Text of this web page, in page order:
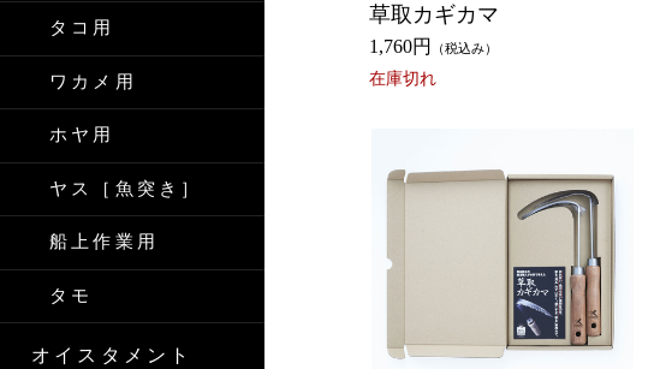
タコ用
ワカメ用
ホヤ用
ヤス［魚突き］
船上作業用
タモ
オイスタメント
草取カギカマ
1,760円 （税込み）
在庫切れ